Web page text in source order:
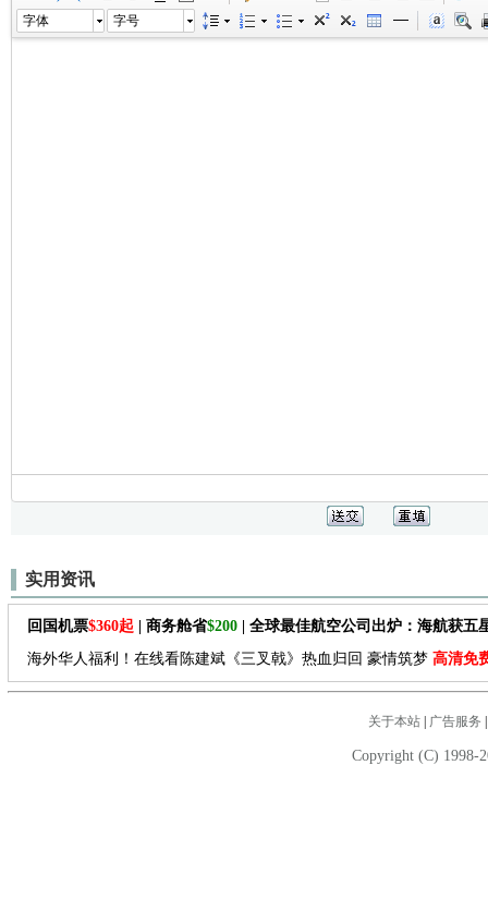
字体 字号
实用资讯
回国机票$360起 | 商务舱省$200 | 全球最佳航空公司出炉：海航获五
海外华人福利！在线看陈建斌《三叉戟》热血归回 豪情筑梦 高清免
关于本站| 广告服务
Copyright (C) 1998-